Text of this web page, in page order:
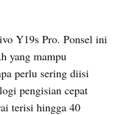
Y19s Pro. Ponsel ini
yang mampu
perlu sering diisi
pengisian cepat
terisi hingga 40